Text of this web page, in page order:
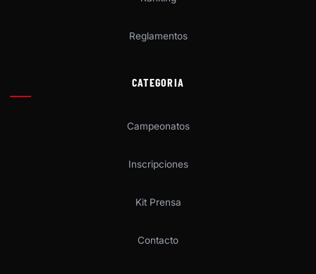
Reglamentos
CATEGORIA
Campeonatos
Inscripciones
Kit Prensa
Contacto